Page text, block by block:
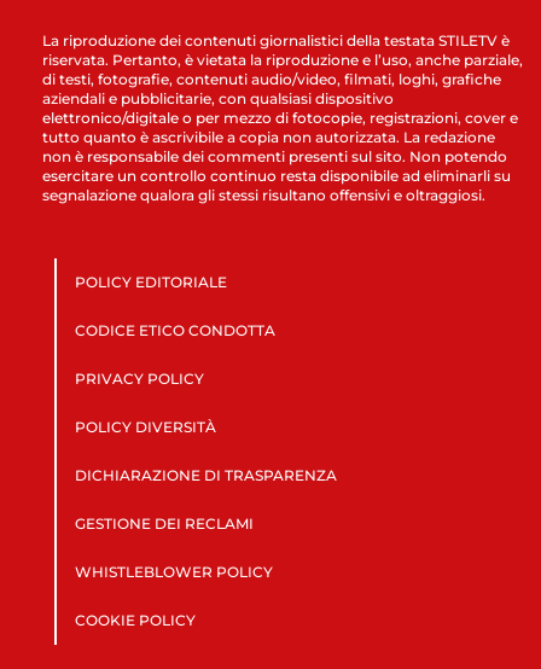
La riproduzione dei contenuti giornalistici della testata STILETV è
riservata. Pertanto, è vietata la riproduzione e l’uso, anche parziale,
di testi, fotografie, contenuti audio/video, filmati, loghi, grafiche
aziendali e pubblicitarie, con qualsiasi dispositivo
elettronico/digitale o per mezzo di fotocopie, registrazioni, cover e
tutto quanto è ascrivibile a copia non autorizzata. La redazione
non è responsabile dei commenti presenti sul sito. Non potendo
esercitare un controllo continuo resta disponibile ad eliminarli su
segnalazione qualora gli stessi risultano offensivi e oltraggiosi.
POLICY EDITORIALE
CODICE ETICO CONDOTTA
PRIVACY POLICY
POLICY DIVERSITÀ
DICHIARAZIONE DI TRASPARENZA
GESTIONE DEI RECLAMI
WHISTLEBLOWER POLICY
COOKIE POLICY